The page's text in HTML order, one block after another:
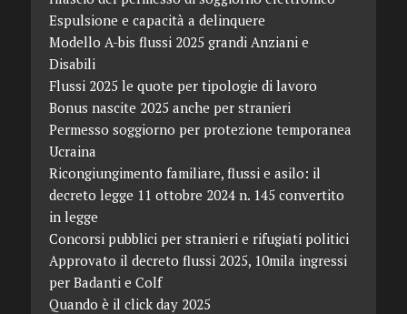
Espulsione e capacità a delinquere
Modello A-bis flussi 2025 grandi Anziani e
Disabili
Flussi 2025 le quote per tipologie di lavoro
Bonus nascite 2025 anche per stranieri
Permesso soggiorno per protezione temporanea
Ucraina
Ricongiungimento familiare, flussi e asilo: il
decreto legge 11 ottobre 2024 n. 145 convertito
in legge
Concorsi pubblici per stranieri e rifugiati politici
Approvato il decreto flussi 2025, 10mila ingressi
per Badanti e Colf
Quando è il click day 2025